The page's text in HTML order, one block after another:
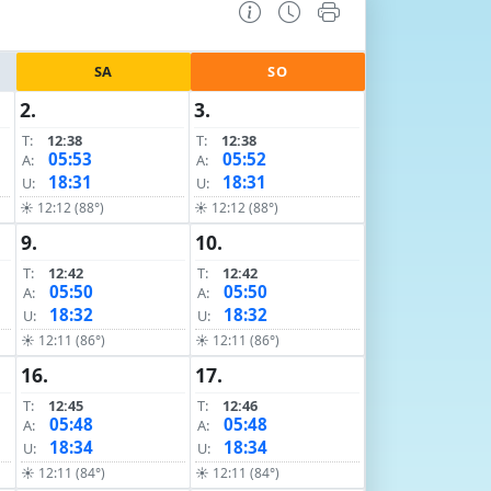
SA SO
2.
T:
12:38
A:
05:53
U: 18:31
☀ 12:12 (88°)
3.
T:
12:38
A:
05:52
U: 18:31
☀ 12:12 (88°)
9.
T:
12:42
A:
05:50
U: 18:32
☀ 12:11 (86°)
10.
T:
12:42
A:
05:50
U: 18:32
☀ 12:11 (86°)
16.
T:
12:45
A:
05:48
U: 18:34
☀ 12:11 (84°)
17.
T:
12:46
A:
05:48
U: 18:34
☀ 12:11 (84°)